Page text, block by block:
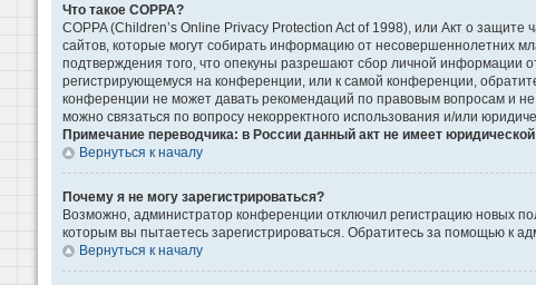
Что такое COPPA?
COPPA (Children’s Online Privacy Protection Act of 1998), или Акт о
сайтов, которые могут собирать информацию от несовершеннолетних
подтверждения того, что опекуны разрешают сбор личной информации
регистрирующемуся на конференции, или к самой конференции,
конференции не может давать рекомендаций по правовым вопросам и
можно связаться по вопросу некорректного использования и/или
Примечание переводчика: в России данный акт не имеет
Вернуться к началу
Почему я не могу зарегистрироваться?
Возможно, администратор конференции отключил регистрацию новых
которым вы пытаетесь зарегистрироваться. Обратитесь за помощью к
Вернуться к началу